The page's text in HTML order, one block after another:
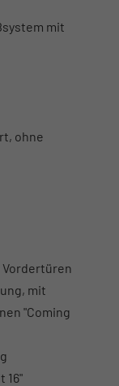
mit
ohne
mit
"Coming
16"